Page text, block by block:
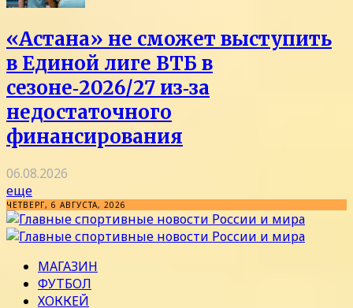
«Астана» не сможет выступить
в Единой лиге ВТБ в
сезоне‑2026/27 из‑за
недостаточного
финансирования
06.08.2026
еще
ЧЕТВЕРГ, 6 АВГУСТА, 2026
МАГАЗИН
ФУТБОЛ
ХОККЕЙ